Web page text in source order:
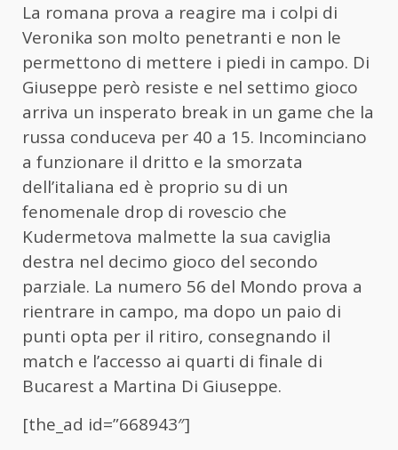
La romana prova a reagire ma i colpi di
Veronika son molto penetranti e non le
permettono di mettere i piedi in campo. Di
Giuseppe però resiste e nel settimo gioco
arriva un insperato break in un game che la
russa conduceva per 40 a 15. Incominciano
a funzionare il dritto e la smorzata
dell’italiana ed è proprio su di un
fenomenale drop di rovescio che
Kudermetova malmette la sua caviglia
destra nel decimo gioco del secondo
parziale. La numero 56 del Mondo prova a
rientrare in campo, ma dopo un paio di
punti opta per il ritiro, consegnando il
match e l’accesso ai quarti di finale di
Bucarest a Martina Di Giuseppe.
[the_ad id=”668943″]